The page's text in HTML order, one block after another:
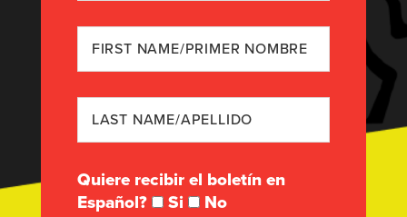
Quiere recibir el boletín en
Español?
Si No